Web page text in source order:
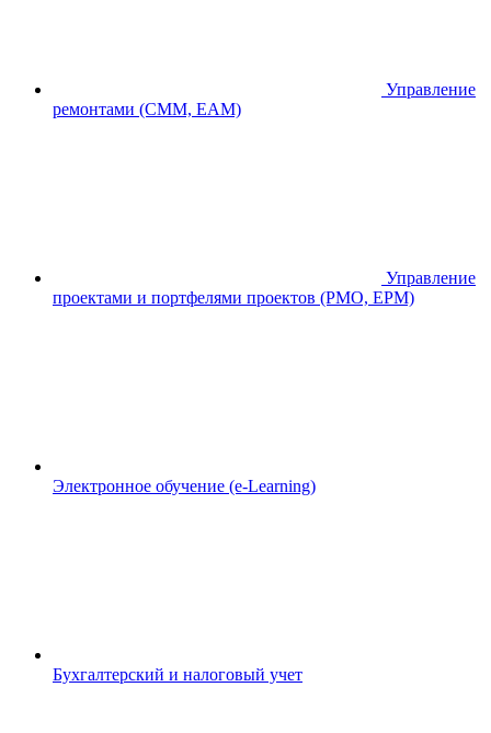
Управление
ремонтами (CMM, EAM)
Управление
проектами и портфелями проектов (PMO, EPM)
Электронное обучение (e-Learning)
Бухгалтерский и налоговый учет